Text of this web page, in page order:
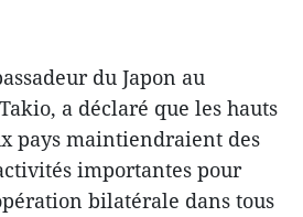
du Japon au
a déclaré que les hauts
pays maintiendraient des
importantes pour
bilatérale dans tous